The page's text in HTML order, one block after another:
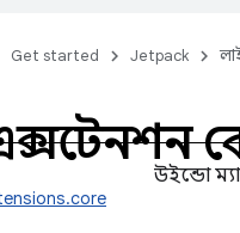
Get started Jetpack
উইন্ডো